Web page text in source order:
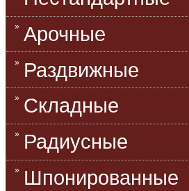
Арочные
Раздвижные
Складные
Радиусные
Шпонированные